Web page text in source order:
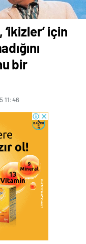
için
bir
11:46